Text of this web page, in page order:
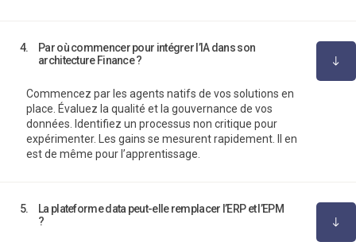
4.
Par où commencer pour intégrer l’IA dans son
architecture Finance ?
Commencez par les agents natifs de vos solutions en
place. Évaluez la qualité et la gouvernance de vos
données. Identifiez un processus non critique pour
expérimenter. Les gains se mesurent rapidement. Il en
est de même pour l’apprentissage.
5.
La plateforme data peut-elle remplacer l’ERP et l’EPM
?